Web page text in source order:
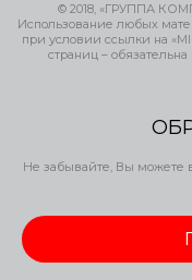
© 2018, «ГРУППА
Использование любых
при условии ссылки на
страниц –
Не забывайте, Вы можете